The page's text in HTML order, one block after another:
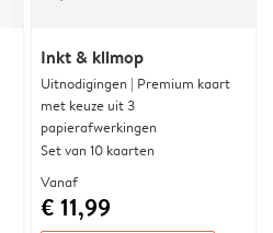
Inkt & klimop
Uitnodigingen | Premium kaart
met keuze uit 3
papierafwerkingen
Set van 10 kaarten
Vanaf
€ 11,99